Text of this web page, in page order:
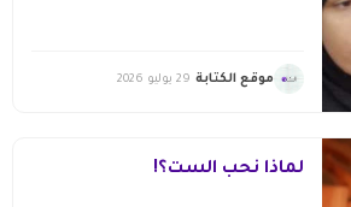
موقع الكتابة 29 يوليو 2026
لماذا نحب الست؟!